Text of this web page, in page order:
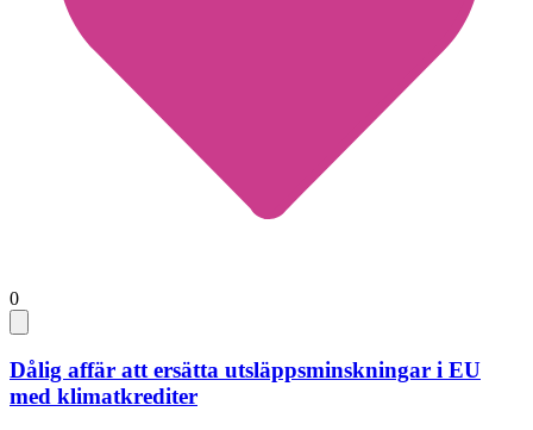
0
Dålig affär att ersätta utsläppsminskningar i EU
med klimatkrediter